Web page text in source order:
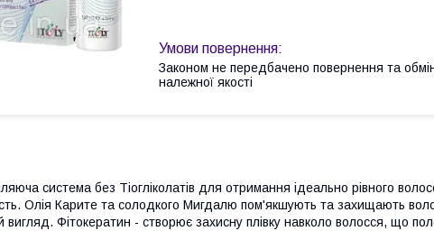
Законом не передбачено повернення та
належної якості
система без Тіогліколатів для отримання ідеально рівного
Олія Карите та солодкого Мигдалю пом'якшують та захищають
вигляд. Фітокератин - створює захисну плівку навколо волосся, що